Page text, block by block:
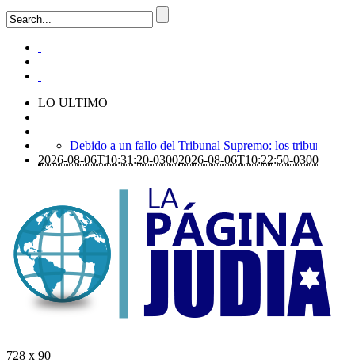
LO ULTIMO
Tecnología israelí omitida: El nuevo avión
Alerta sanitaria: Se registra la primera muerte por el
2026-08-06T10:22:50-0300
728 x 90